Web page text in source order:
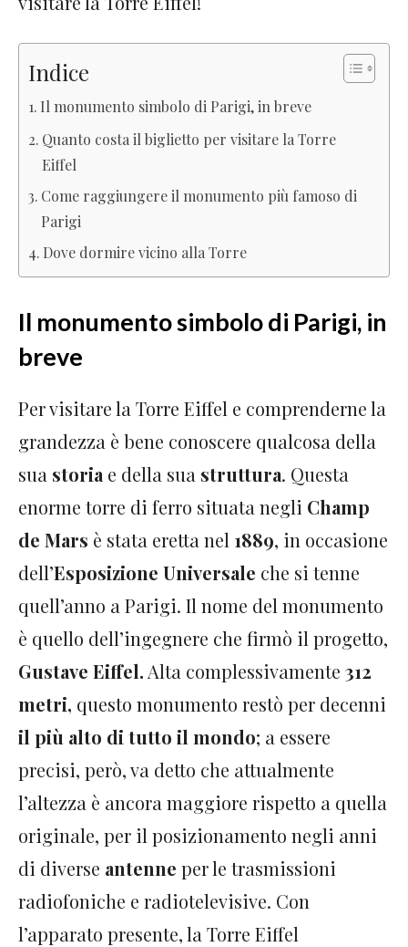
Indice
Il monumento simbolo di Parigi, in breve
Quanto costa il biglietto per visitare la Torre
Eiffel
Come raggiungere il monumento più famoso di
Parigi
Dove dormire vicino alla Torre
Il monumento simbolo di Parigi, in
breve
Per visitare la Torre Eiffel e comprenderne la
grandezza è bene conoscere qualcosa della
sua storia e della sua struttura. Questa
enorme torre di ferro situata negli Champ
de Mars è stata eretta nel 1889, in occasione
dell’Esposizione Universale che si tenne
quell’anno a Parigi. Il nome del monumento
è quello dell’ingegnere che firmò il progetto,
Gustave Eiffel. Alta complessivamente 312
metri, questo monumento restò per decenni
il più alto di tutto il mondo; a essere
precisi, però, va detto che attualmente
l’altezza è ancora maggiore rispetto a quella
originale, per il posizionamento negli anni
di diverse antenne per le trasmissioni
radiofoniche e radiotelevisive. Con
l’apparato presente, la Torre Eiffel